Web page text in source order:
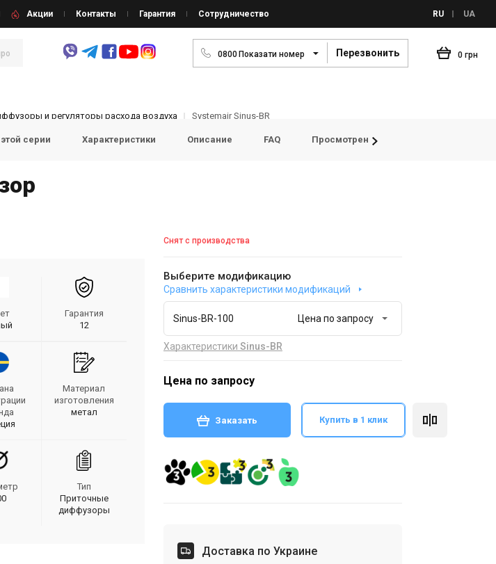
Акции Контакты Гарантия Сотрудничество RU UA
0800Показати номер Перезвонить 0 грн
и регуляторы расхода воздуха Systemair Sinus-BR
серии Характеристики Описание FAQ Просмотренные товары
Гарантия
12
Материал
изготовления
метал
Тип
Приточные
диффузоры
Снят с производства
Выберите модификацию
Сравнить характеристики модификаций
Sinus-BR-100
Характеристики Sinus-BR
Цена по запросу
Заказать Купить в 1 клик
Доставка по Украине